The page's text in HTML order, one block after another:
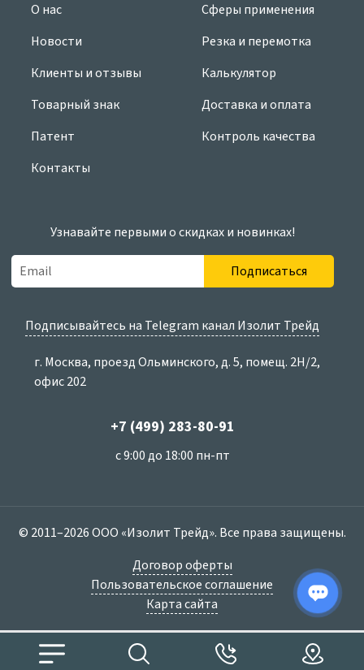
О нас
Новости
Клиенты и отзывы
Товарный знак
Патент
Контакты
Сферы применения
Резка и перемотка
Калькулятор
Доставка и оплата
Контроль качества
Узнавайте первыми о скидках и новинках!
Подписаться
Подписывайтесь на Telegram канал Изолит Трейд
г. Москва, проезд Ольминского, д. 5, помещ. 2Н/2,
офис 202
+7 (499) 283-80-91
с 9:00 до 18:00 пн-пт
© 2011–2026 ООО «Изолит Трейд». Все права защищены.
Договор оферты
Пользовательское соглашение
Карта сайта